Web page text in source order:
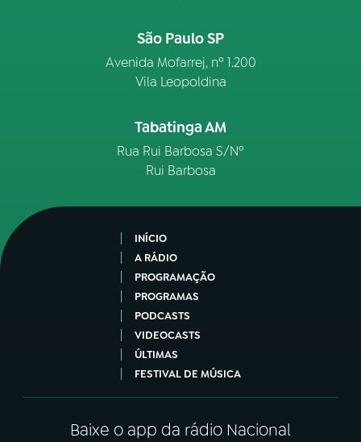
São Paulo SP
Avenida Mofarrej, nº 1.200
Vila Leopoldina
Tabatinga AM
Rua Rui Barbosa S/Nº
Rui Barbosa
INÍCIO
A RÁDIO
PROGRAMAÇÃO
PROGRAMAS
PODCASTS
VIDEOCASTS
ÚLTIMAS
FESTIVAL DE MÚSICA
Baixe o app da rádio Nacional